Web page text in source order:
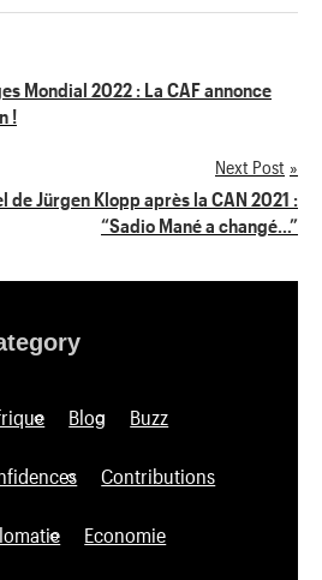
Mondial 2022 : La CAF annonce
!
Next Post
de Jürgen Klopp après la CAN 2021 :
“Sadio Mané a changé…”
Blog Buzz
Contributions
Economie